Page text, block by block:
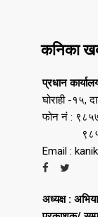
कनिका
प्रधान
घोराही -१५,
फोन नं :
Email :
अध्यक्ष :